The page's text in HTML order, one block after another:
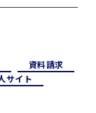
資料請求
サイト